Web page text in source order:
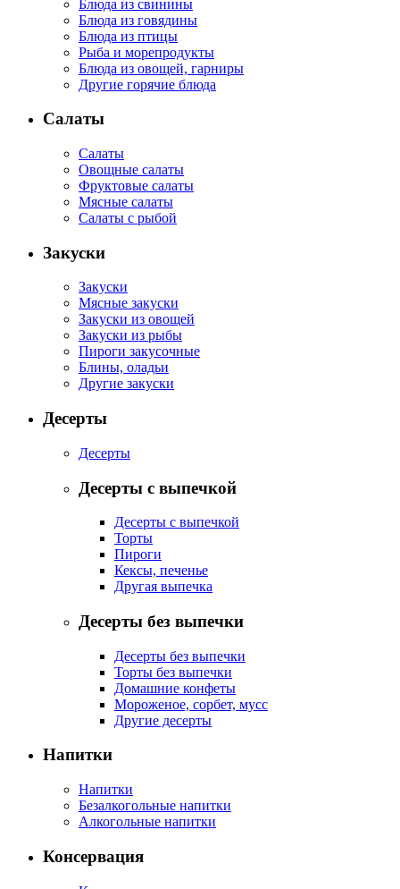
Блюда из свинины
Блюда из говядины
Блюда из птицы
Рыба и морепродукты
Блюда из овощей, гарниры
Другие горячие блюда
Салаты
Салаты
Овощные салаты
Фруктовые салаты
Мясные салаты
Салаты с рыбой
Закуски
Закуски
Мясные закуски
Закуски из овощей
Закуски из рыбы
Пироги закусочные
Блины, оладьи
Другие закуски
Десерты
Десерты
Десерты с выпечкой
Десерты с выпечкой
Торты
Пироги
Кексы, печенье
Другая выпечка
Десерты без выпечки
Десерты без выпечки
Торты без выпечки
Домашние конфеты
Мороженое, сорбет, мусс
Другие десерты
Напитки
Напитки
Безалкогольные напитки
Алкогольные напитки
Консервация